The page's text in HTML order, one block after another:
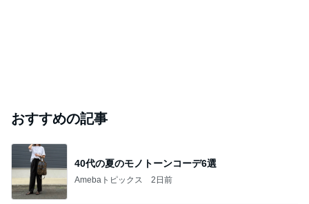
おすすめの記事
40代の夏のモノトーンコーデ6選
Amebaトピックス 2日前